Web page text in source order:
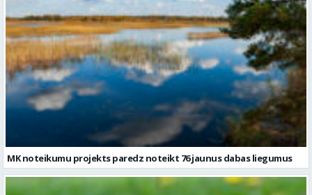
MK noteikumu projekts paredz noteikt 76 jaunus dabas liegumus